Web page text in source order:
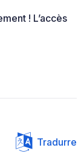
! L’accès
Tradurre